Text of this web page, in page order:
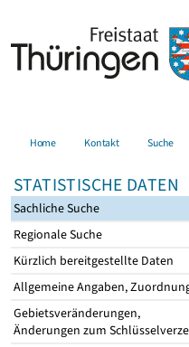
Home Kontakt Suche
STATISTISCHE DATEN
Sachliche Suche
Regionale Suche
Kürzlich bereitgestellte Daten
Allgemeine Angaben,
Gebietsveränderungen,
Änderungen zum